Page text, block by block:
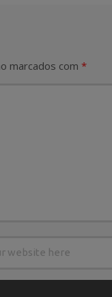
marcados com *